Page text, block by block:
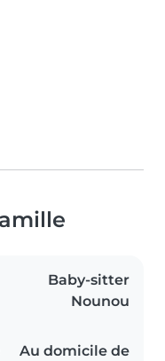
Baby-sitter
Nounou
Au domicile de